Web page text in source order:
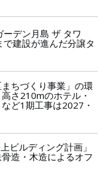
デン月島 ザ タワ
建設が進んだ分譲タ
ちづくり事業」の環
さ210mのホテル・
ど1期工事は2027・
ビルディング計画」
造・木造によるオフ